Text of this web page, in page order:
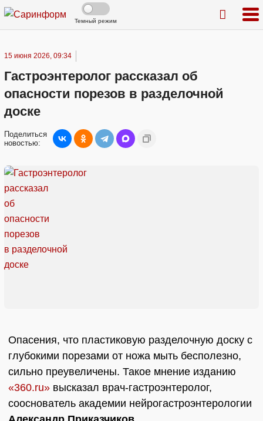
Темный режим
15 июня 2026, 09:34
Гастроэнтеролог рассказал об
опасности порезов в разделочной
доске
Поделиться
новостью:
Опасения, что пластиковую разделочную доску с
глубокими порезами от ножа мыть бесполезно,
сильно преувеличены. Такое мнение изданию
«360.ru» высказал врач-гастроэнтеролог,
сооснователь академии нейрогастроэнтерологии